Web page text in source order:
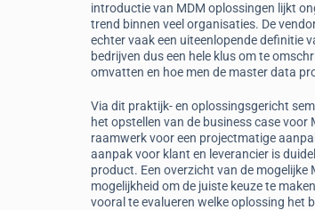
introductie van MDM oplossingen lijkt
trend binnen veel organisaties. De
echter vaak een uiteenlopende definitie
bedrijven dus een hele klus om te
omvatten en hoe men de master data
Via dit praktijk- en oplossingsgericht
het opstellen van de business case
raamwerk voor een projectmatige
aanpak voor klant en leverancier is
product. Een overzicht van de
mogelijkheid om de juiste keuze te
vooral te evalueren welke oplossing het